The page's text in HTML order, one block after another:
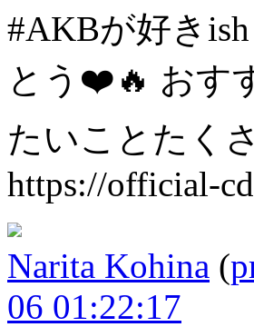
#AKBが好き
とう❤️🔥 おす
たいことたく
https://official-
Narita Kohina (
06 01:22:17